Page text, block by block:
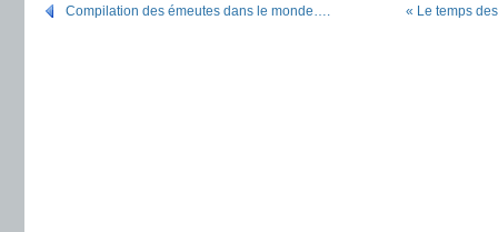
Compilation des émeutes dans le monde…. « Le temps